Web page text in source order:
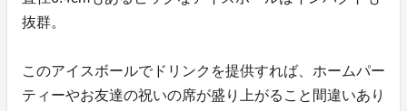
抜群。
このアイスボールでドリンクを提供すれば、ホームパー
ティーやお友達の祝いの席が盛り上がること間違いあり